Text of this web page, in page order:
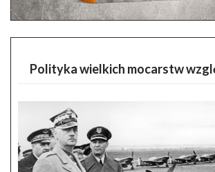
Polityka wielkich mocarstw